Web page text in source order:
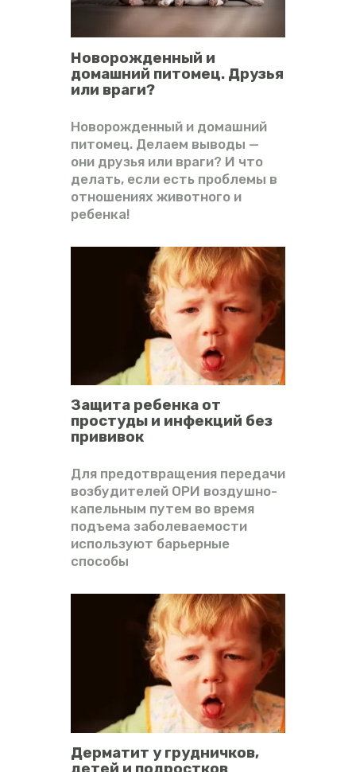
Новорожденный и
домашний питомец. Друзья
или враги?
Новорожденный и домашний
питомец. Делаем выводы —
они друзья или враги? И что
делать, если есть проблемы в
отношениях животного и
ребенка!
Защита ребенка от
простуды и инфекций без
прививок
Для предотвращения передачи
возбудителей ОРИ воздушно-
капельным путем во время
подъема заболеваемости
используют барьерные
способы
Дерматит у грудничков,